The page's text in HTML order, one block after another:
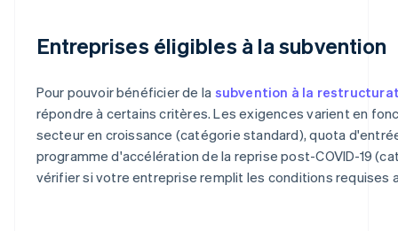
Entreprises éligibles à la subvention
Pour pouvoir bénéficier de la subvention à la
répondre à certains critères. Les exigences varient en
secteur en croissance (catégorie standard), quota
programme d'accélération de la reprise post-COVID-19
vérifier si votre entreprise remplit les conditions requises